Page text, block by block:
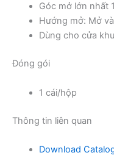
Góc mở lớn nhất
Hướng mở: Mở
Dùng cho cửa
Đóng gói
1 cái/hộp
Thông tin liên quan
Download